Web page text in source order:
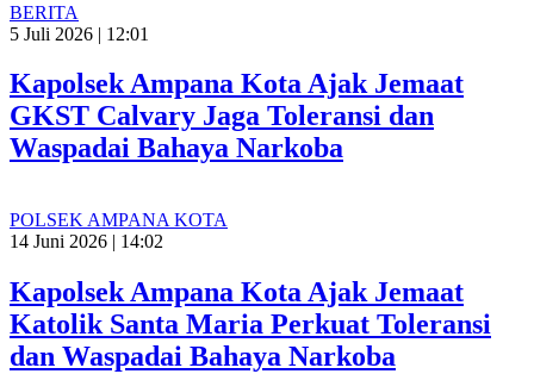
BERITA
5 Juli 2026 | 12:01
Kapolsek Ampana Kota Ajak Jemaat
GKST Calvary Jaga Toleransi dan
Waspadai Bahaya Narkoba
POLSEK AMPANA KOTA
14 Juni 2026 | 14:02
Kapolsek Ampana Kota Ajak Jemaat
Katolik Santa Maria Perkuat Toleransi
dan Waspadai Bahaya Narkoba